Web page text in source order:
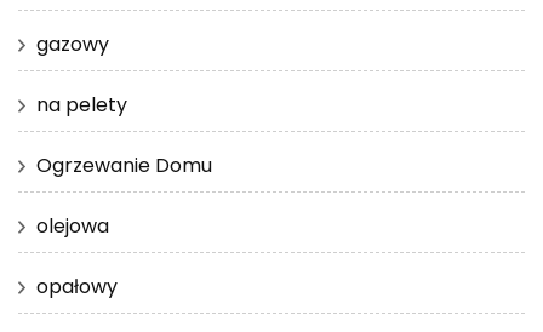
gazowy
na pelety
Ogrzewanie Domu
olejowa
opałowy